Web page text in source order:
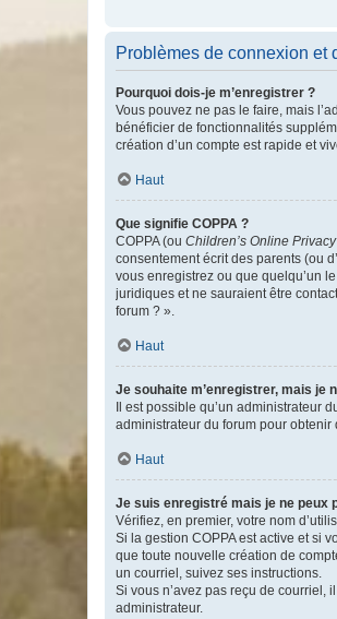
Problèmes de connexion et
Pourquoi dois-je m’enregistrer ?
Vous pouvez ne pas le faire, mais
bénéficier de fonctionnalités
création d’un compte est rapide et
Haut
Que signifie COPPA ?
COPPA (ou Children’s Online
consentement écrit des parents (ou
vous enregistrez ou que quelqu’un
juridiques et ne sauraient être
forum ? ».
Haut
Je souhaite m’enregistrer, mais je
Il est possible qu’un administrateur
administrateur du forum pour obtenir
Haut
Je suis enregistré mais je ne peux
Vérifiez, en premier, votre nom
Si la gestion COPPA est active et si
que toute nouvelle création de
un courriel, suivez ses instructions.
Si vous n’avez pas reçu de courriel,
administrateur.